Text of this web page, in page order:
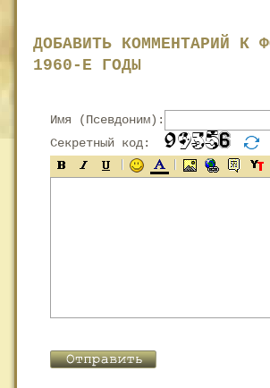
ДОБАВИТЬ КОММЕНТАРИЙ К
1960-Е ГОДЫ
Имя (Псевдоним):
Секретный код: